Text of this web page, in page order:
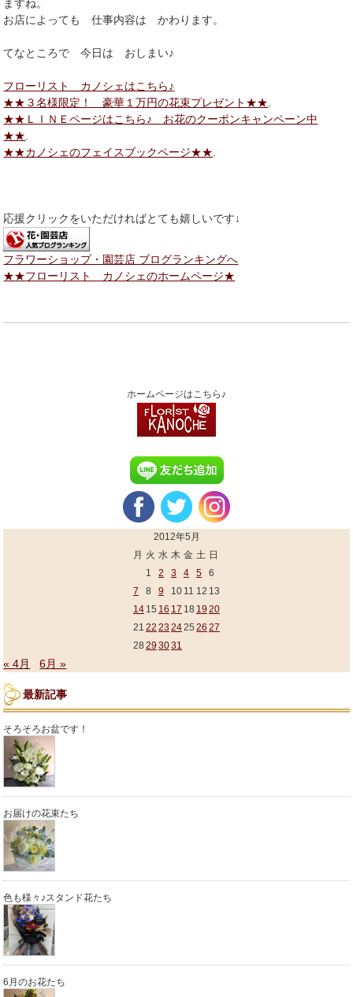
ますね。
お店によっても 仕事内容は かわります。
てなところで 今日は おしまい♪
フローリスト カノシェはこちら♪
★★３名様限定！ 豪華１万円の花束プレゼント★★.
★★ＬＩＮＥページはこちら♪ お花のクーポンキャンペーン中
★★.
★★カノシェのフェイスブックページ★★.
応援クリックをいただければとても嬉しいです↓
フラワーショップ・園芸店 ブログランキングへ
★★フローリスト カノシェのホームページ★
ホームページはこちら♪
2012年5月
月 火 水 木 金 土 日
1
2 3 4 5
6
7
8 9 10 11 12 13
14 15 16 17 18 19 20
21 22 23 2425 26 27
28 29 3031
« 4月 6月 »
最新記事
そろそろお盆です！
お届けの花束たち
色も様々♪スタンド花たち
6月のお花たち